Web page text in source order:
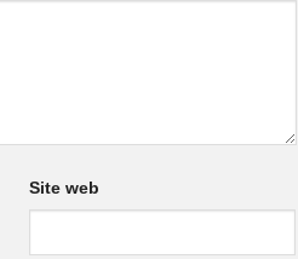
Site web